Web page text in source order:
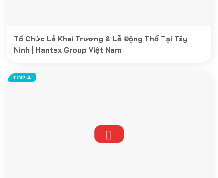
Tổ Chức Lễ Khai Trương & Lễ Động Thổ Tại Tây
Ninh | Hantex Group Việt Nam